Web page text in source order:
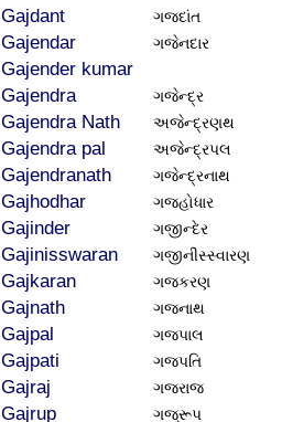
Gajdant ગજ્દાંત
Gajendar ગજેનદાર
Gajender kumar
Gajendra
ગજેન્દ્ર
Gajendra Nath અજેન્દ્રણથ
Gajendra pal અજેન્દ્રપલ
Gajendranath ગજેન્દ્રનાથ
Gajhodhar ગજ્હોધાર
Gajinder ગજીન્દેર
Gajinisswaran ગજીનીસ્સ્વારણ
Gajkaran ગજ્કરણ
Gajnath ગજ્નાથ
Gajpal ગજ્પાલ
Gajpati ગજપતિ
Gajraj ગજરાજ
Gajrup ગજ્રૂપ